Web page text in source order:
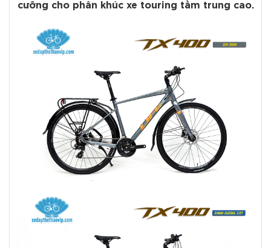
cưỡng cho phân khúc xe touring tầm trung cao.